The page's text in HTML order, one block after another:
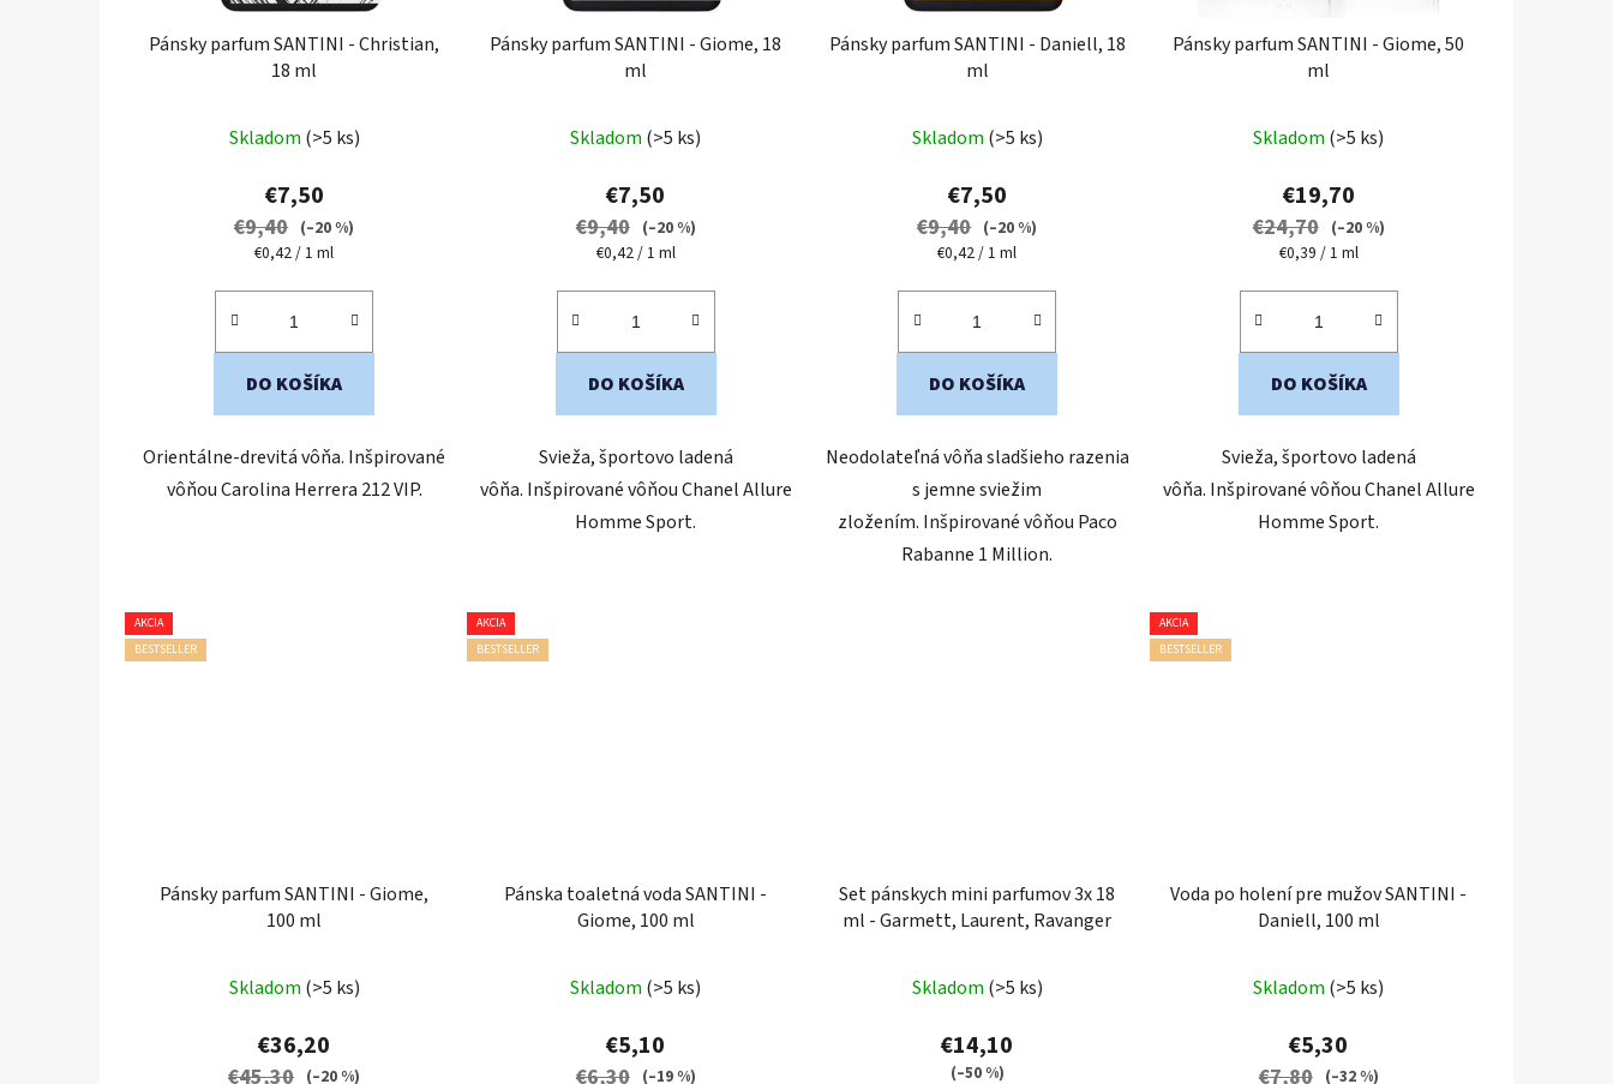
Pánsky parfum SANTINI - Christian,
18 ml
Skladom (>5 ks)
€7,50
€9,40 (–20 %)
Jednotková
€0,42 / 1 ml
DO KOŠÍKA
Orientálne-drevitá vôňa. Inšpirované
vôňou Carolina Herrera 212 VIP.
Pánsky parfum SANTINI - Giome, 18
ml
Skladom (>5 ks)
€7,50
€9,40 (–20 %)
Jednotková
€0,42 / 1 ml
DO KOŠÍKA
Svieža, športovo ladená
vôňa. Inšpirované vôňou Chanel Allure
Homme Sport.
Pánsky parfum SANTINI - Daniell, 18
ml
hodnotenie
produktu
je
5,0
5
Skladom (>5 ks)
€7,50
€9,40 (–20 %)
Jednotková
€0,42 / 1 ml
DO KOŠÍKA
Neodolateľná vôňa sladšieho razenia
s jemne sviežim
zložením. Inšpirované vôňou Paco
Rabanne 1 Million.
Pánsky parfum SANTINI - Giome, 50
ml
hodnotenie
produktu
je
5,0
5
Skladom (>5 ks)
€19,70
€24,70 (–20 %)
Jednotková
€0,39 / 1 ml
DO KOŠÍKA
Svieža, športovo ladená
vôňa. Inšpirované vôňou Chanel Allure
Homme Sport.
AKCIA
BESTSELLER
Pánsky parfum SANTINI - Giome,
100 ml
Skladom (>5 ks)
€36,20
€45,30 (–20 %)
AKCIA
BESTSELLER
Pánska toaletná voda SANTINI -
Giome, 100 ml
hodnotenie
produktu
je
Skladom (>5 ks)
€5,10
€6,30 (–19 %)
Set pánskych mini parfumov 3x 18
ml - Garmett, Laurent, Ravanger
Skladom (>5 ks)
€14,10
(–50 %)
AKCIA
BESTSELLER
Voda po holení pre mužov SANTINI -
Daniell, 100 ml
hodnotenie
produktu
je
Skladom (>5 ks)
€5,30
€7,80 (–32 %)